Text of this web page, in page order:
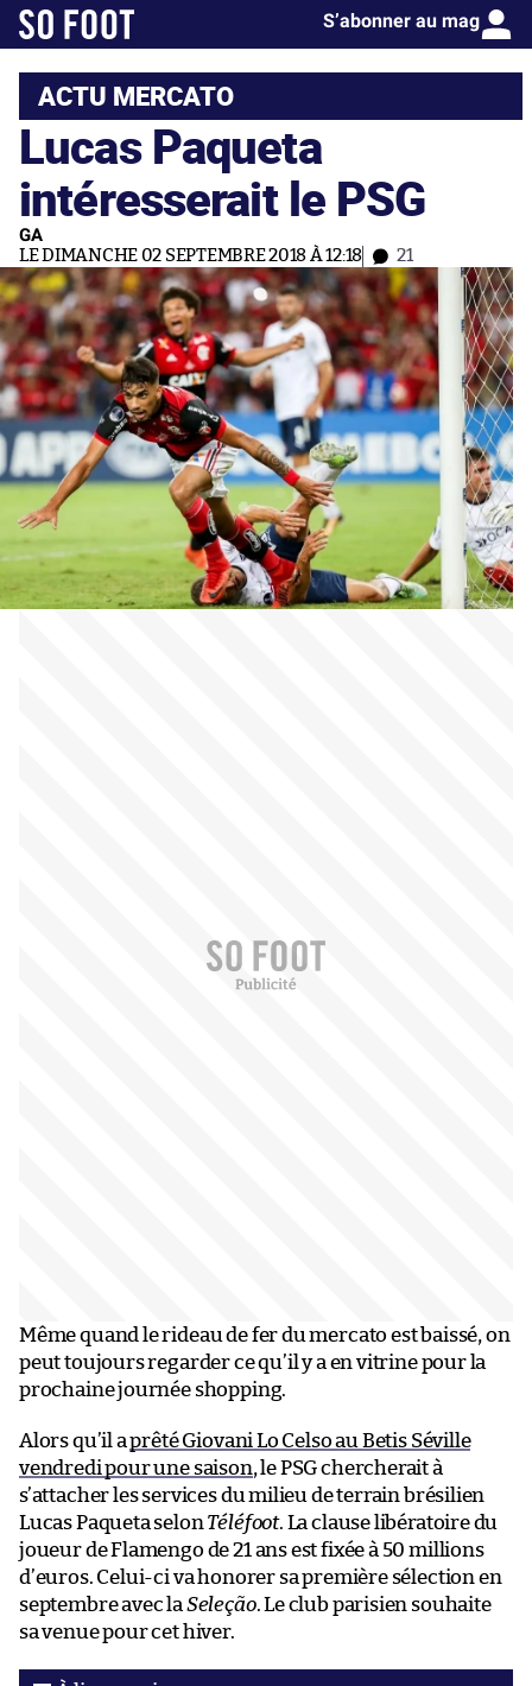
S’abonner au mag
ACTU MERCATO
Lucas Paqueta
intéresserait le PSG
GA
LE DIMANCHE 02 SEPTEMBRE 2018 À 12:18 21
Même quand le rideau de fer du mercato est baissé, on
peut toujours regarder ce qu’il y a en vitrine pour la
prochaine journée shopping.
Alors qu’il aprêté Giovani Lo Celso au Betis Séville
vendredi pour une saison, le PSG chercherait à
s’attacher les services du milieu de terrain brésilien
Lucas Paqueta selon Téléfoot. La clause libératoire du
joueur de Flamengo de 21 ans est fixée à 50 millions
d’euros. Celui-ci va honorer sa première sélection en
septembre avec la Seleção. Le club parisien souhaite
sa venue pour cet hiver.